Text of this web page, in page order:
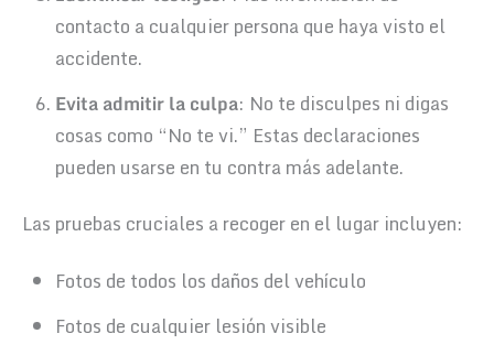
contacto a cualquier persona que haya visto el
accidente.
Evita admitir la culpa: No te disculpes ni digas
cosas como “No te vi.” Estas declaraciones
pueden usarse en tu contra más adelante.
Las pruebas cruciales a recoger en el lugar incluyen:
Fotos de todos los daños del vehículo
Fotos de cualquier lesión visible